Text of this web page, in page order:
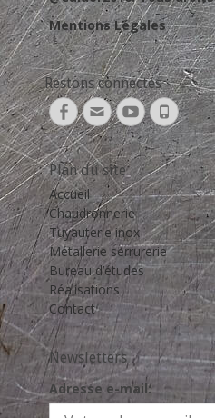
Mentions Légales
Restons connectés
Facebook
Adresse
de
contact
YouTube
Tél
Plan du site
Accueil
Chaudronnerie
Tuyauterie inox
Métallerie serrurerie
Bureau d’études
Réalisations
Contact
Newsletters
Adresse e-mail: